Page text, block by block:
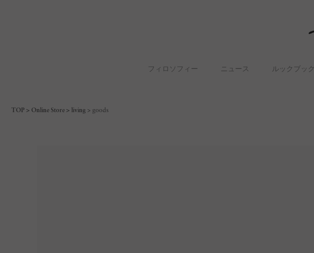
フィロソフィー ニュース ルックブック
TOP Online Store living goods